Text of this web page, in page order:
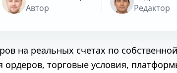
Автор
Редактор
на реальных счетах по собственной
ордеров, торговые условия,